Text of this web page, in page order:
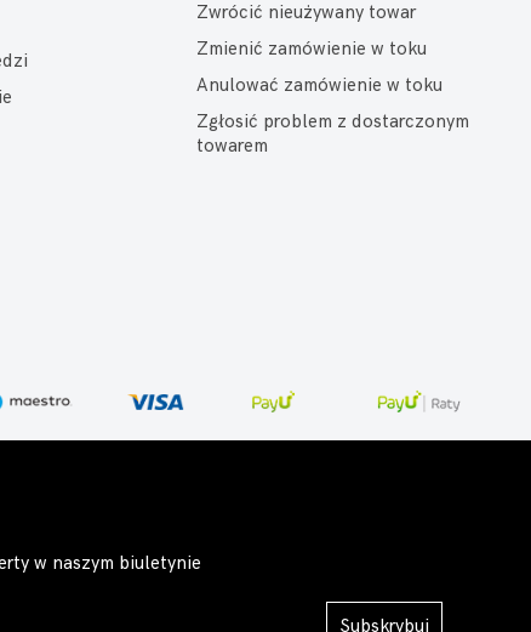
Zwrócić nieużywany towar
Zmienić zamówienie w toku
Anulować zamówienie w toku
Zgłosić problem z dostarczonym
towarem
w naszym biuletynie
Subskrybuj